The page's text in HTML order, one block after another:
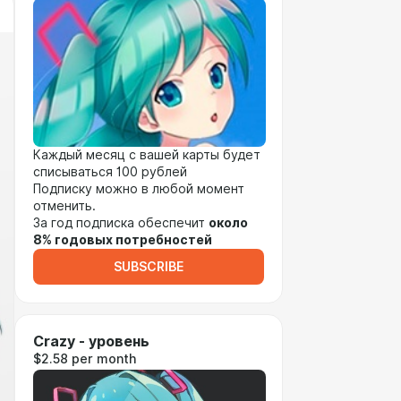
Каждый месяц с вашей карты будет
списываться 100 рублей
Подписку можно в любой момент
отменить.
За год подписка обеспечит около
8% годовых потребностей
SUBSCRIBE
Crazy - уровень
$2.58 per month